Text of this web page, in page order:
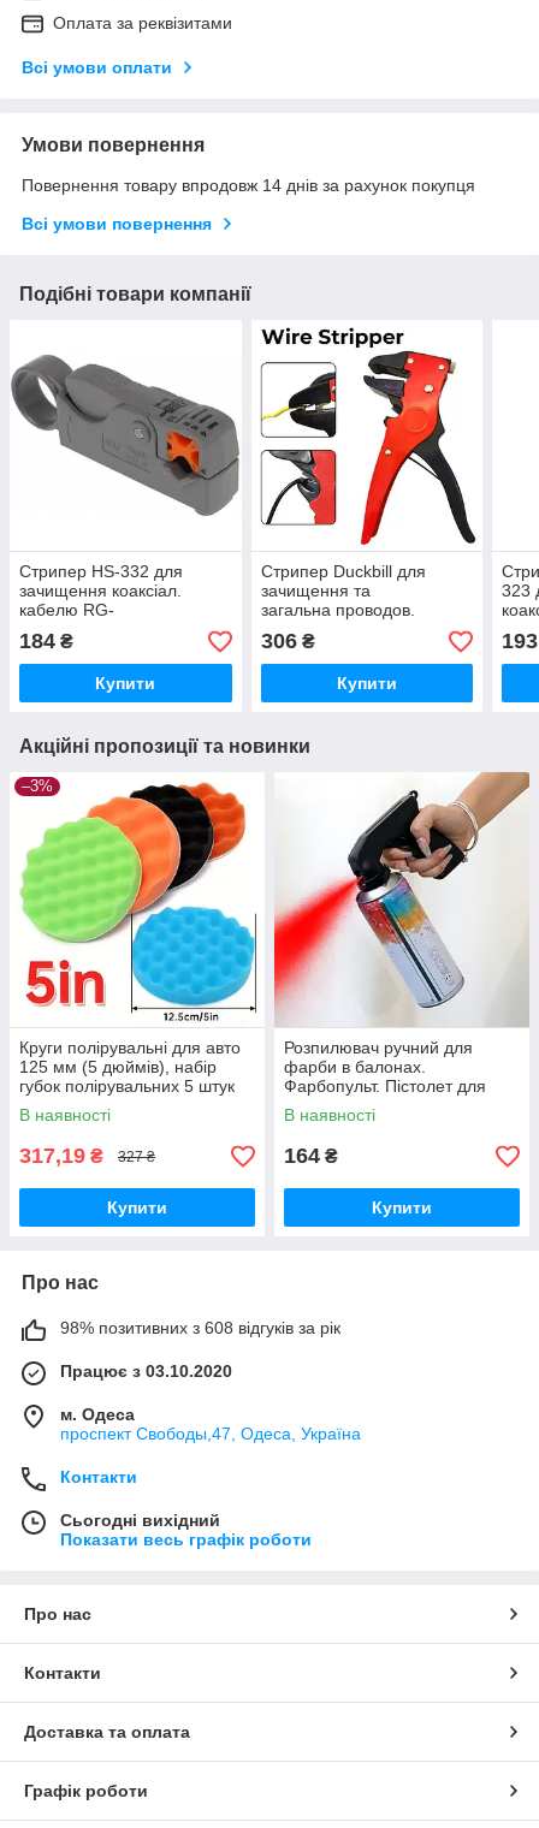
Оплата за реквізитами
Всі умови оплати
Умови повернення
Повернення товару впродовж 14 днів за рахунок покупця
Всі умови повернення
Подібні товари компанії
Стрипер HS-332 для
зачищення коаксіал.
кабелю RG-
58/59/62/6/6QS/3C/4C/5C Profix і
встановлення роз'єму F,
BNC, TN
184 ₴
Купити
Стрипер Duckbill для
зачищення та
загальна проводов.
Регульовані плоскогубці
для зачищення дротів.
Різання й обтискання
306₴
Купити
323
193
Акційні пропозиції та новинки
–3%
Круги полірувальні для авто
125 мм (5 дюймів), набір
губок полірувальних 5 штук
В наявності
317,19 ₴ 327 ₴
Купити
Розпилювач ручний для
фарби в балонах.
Фарбопульт. Пістолет для
фарби "Black ARTist"
В наявності
164 ₴
Купити
Про нас
98% позитивних з 608 відгуків за рік
Працює з 03.10.2020
м. Одеса
проспект Свободы,47, Одеса, Україна
Контакти
Сьогодні вихідний
Показати весь графік роботи
Про нас
Контакти
Доставка та оплата
Графік роботи